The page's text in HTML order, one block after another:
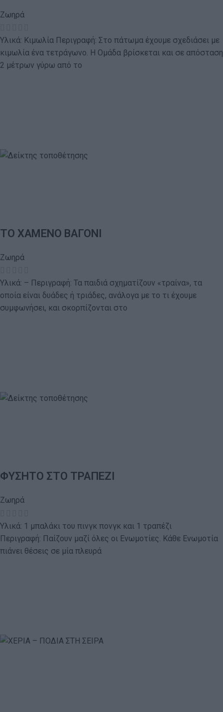
Ζωηρά
Υλικά: Κιμωλία Περιγραφή: Στο πάτωμα έχουμε σχεδιάσει με
κιμωλία ένα τετράγωνο. Η Ομάδα βρίσκεται και σε απόσταση
2 μέτρων γύρω από το
ΤΟ ΧΑΜΕΝΟ ΒΑΓΟΝΙ
Ζωηρά
Υλικά: – Περιγραφή: Τα παιδιά σχηματίζουν «τραίνα», τα
οποία είναι δυάδες ή τριάδες, ανάλογα με το τι έχουμε
συμφωνήσει, και σκορπίζονται στο
ΦΥΣΗΤΟ ΣΤΟ ΤΡΑΠΕΖΙ
Ζωηρά
Υλικά: 1 μπαλάκι του πινγκ πονγκ και 1 τραπέζι
Περιγραφή: Παίζουν μαζί όλες οι Ενωμοτίες. Κάθε Ενωμοτία
πιάνει θέσεις σε μία πλευρά